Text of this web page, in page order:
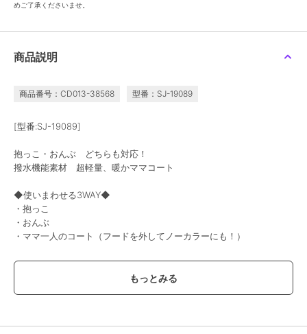
めご了承くださいませ。
商品説明
商品番号：CD013-38568 型番：SJ-19089
[型番:SJ-19089]
抱っこ・おんぶ どちらも対応！
撥水機能素材 超軽量、暖かママコート
◆使いまわせる3WAY◆
・抱っこ
・おんぶ
・ママ一人のコート（フードを外してノーカラーにも！）
■素材
マットで上品な中綿キルティング素材
◯世界基準の品質管理